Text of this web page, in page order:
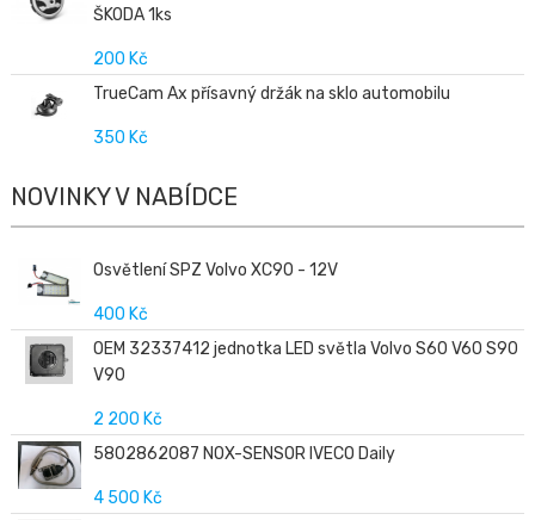
ŠKODA 1ks
200 Kč
TrueCam Ax přísavný držák na sklo automobilu
350 Kč
NOVINKY V NABÍDCE
Osvětlení SPZ Volvo XC90 - 12V
400 Kč
OEM 32337412 jednotka LED světla Volvo S60 V60 S90
V90
2 200 Kč
5802862087 NOX-SENSOR IVECO Daily
4 500 Kč